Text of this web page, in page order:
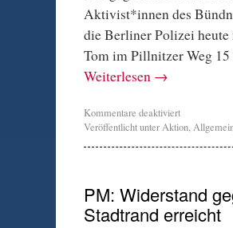
Aktivist*innen des
die Berliner Polizei heute
Tom im Pillnitzer Weg
Weiterlesen →
Kommentare deaktiviert
Veröffentlicht unterAktion,
PM: Widerstand
Stadtrand erreicht